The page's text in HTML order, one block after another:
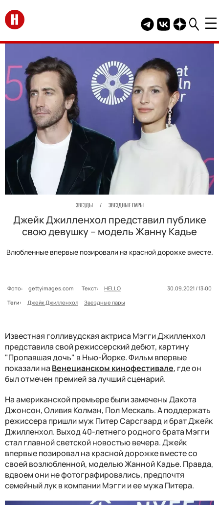
Перейти на главную
Telegram канал
Группа HELLO
Канал
ЗВЕЗДЫ / ЗВЕЗДНЫЕ ПАРЫ
Джейк Джилленхол представил публике
свою девушку – модель Жанну Кадье
Влюбленные впервые позировали на красной дорожке вместе.
Фото: gettyimages.com Текст: HELLO
30.09.2021 / 13:00
Теги:
Джейк Джилленхол Звездные пары
Известная голливудская актриса Мэгги Джилленхол
представила свой режиссерский дебют, картину
"Пропавшая дочь" в Нью-Йорке. Фильм впервые
показали на Венецианском кинофестивале, где он
был отмечен премией за лучший сценарий.
На американской премьере были замечены Дакота
Джонсон, Оливия Колман, Пол Мескаль. А поддержать
режиссера пришли муж Питер Сарсгаард и брат Джейк
Джилленхол. Выход 40-летнего родного брата Мэгги
стал главной светской новостью вечера. Джейк
впервые позировал на красной дорожке вместе со
своей возлюбленной, моделью Жанной Кадье. Правда,
вдвоем они не фотографировались, предпочтя
семейный лук в компании Мэгги и ее мужа Питера.